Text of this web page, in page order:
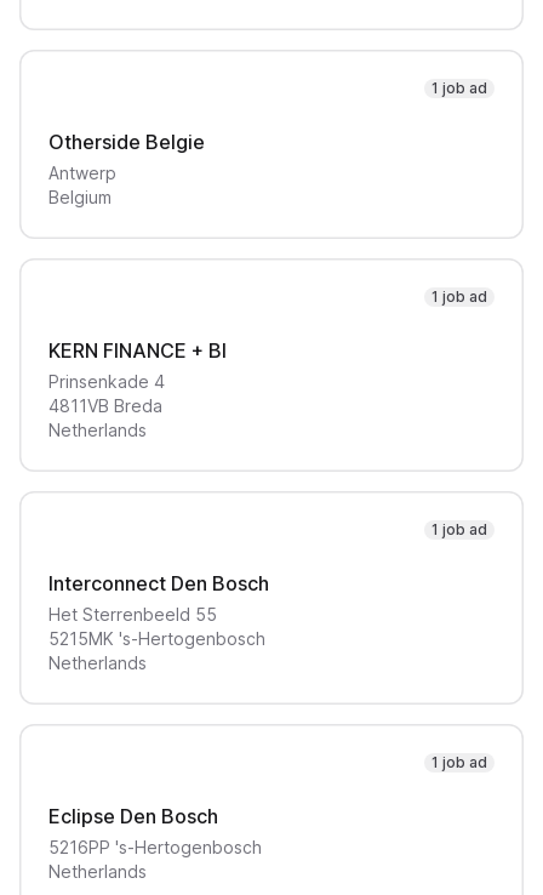
1 job ad
Otherside Belgie
Antwerp
Belgium
1 job ad
KERN FINANCE + BI
Prinsenkade 4
4811VB Breda
Netherlands
1 job ad
Interconnect Den Bosch
Het Sterrenbeeld 55
5215MK 's-Hertogenbosch
Netherlands
1 job ad
Eclipse Den Bosch
5216PP 's-Hertogenbosch
Netherlands